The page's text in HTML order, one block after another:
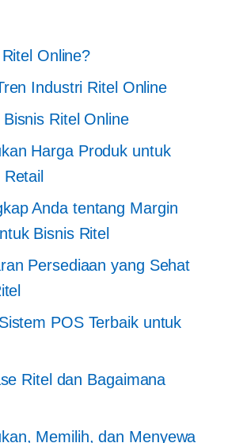
Online?
Industri Ritel Online
Ritel Online
Harga Produk untuk
Anda tentang Margin
Bisnis Ritel
Persediaan yang Sehat
POS Terbaik untuk
Ritel dan Bagaimana
Memilih, dan Menyewa